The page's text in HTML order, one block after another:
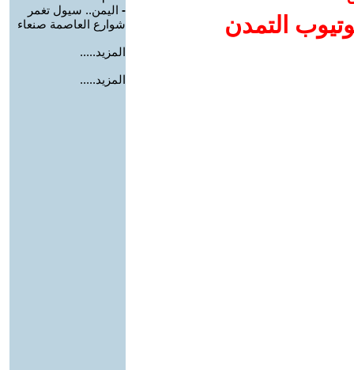
التمدن
- اليمن.. سيول تغمر
شوارع العاصمة صنعاء
المزيد.....
المزيد.....